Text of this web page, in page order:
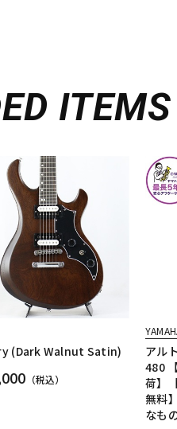
ITEMS
(Dark Walnut Satin)
（税込）
アル
480
荷】
無料
なも